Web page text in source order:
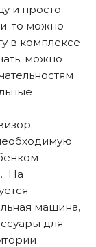
и просто
то можно
в комплексе
можно
,
На
машина,
для